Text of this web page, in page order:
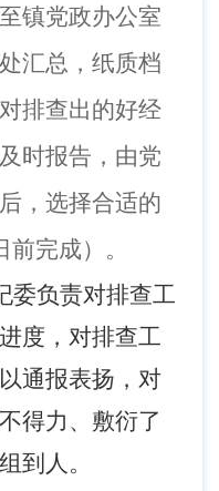
镇党政办公室
汇总，纸质档
排查出的好经
时报告，由党
，选择合适的
前完成）。
委负责对排查工
度，对排查工
通报表扬， 对
得力、敷衍了
到人。